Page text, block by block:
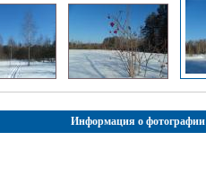
Информация о фотографии